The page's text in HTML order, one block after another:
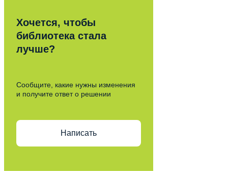
Хочется, чтобы
библиотека стала
лучше?
Сообщите, какие нужны изменения
и получите ответ о решении
Написать